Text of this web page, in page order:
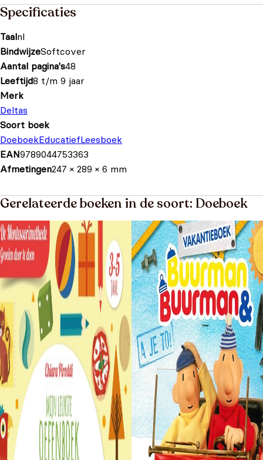
Specificaties
Taalnl
BindwijzeSoftcover
Aantal pagina's48
Leeftijd8 t/m 9 jaar
Merk
Deltas
Soort boek
DoeboekEducatiefLeesboek
EAN9789044753363
Afmetingen247 × 289 × 6 mm
Gerelateerde boeken in de soort: Doeboek